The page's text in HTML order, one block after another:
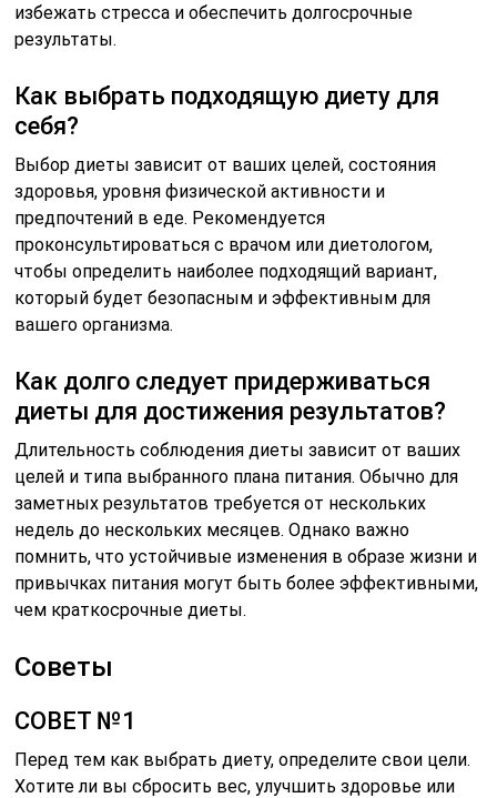
избежать стресса и обеспечить долгосрочные
результаты.
Как выбрать подходящую диету для
себя?
Выбор диеты зависит от ваших целей, состояния
здоровья, уровня физической активности и
предпочтений в еде. Рекомендуется
проконсультироваться с врачом или диетологом,
чтобы определить наиболее подходящий вариант,
который будет безопасным и эффективным для
вашего организма.
Как долго следует придерживаться
диеты для достижения результатов?
Длительность соблюдения диеты зависит от ваших
целей и типа выбранного плана питания. Обычно для
заметных результатов требуется от нескольких
недель до нескольких месяцев. Однако важно
помнить, что устойчивые изменения в образе жизни и
привычках питания могут быть более эффективными,
чем краткосрочные диеты.
Советы
СОВЕТ №1
Перед тем как выбрать диету, определите свои цели.
Хотите ли вы сбросить вес, улучшить здоровье или